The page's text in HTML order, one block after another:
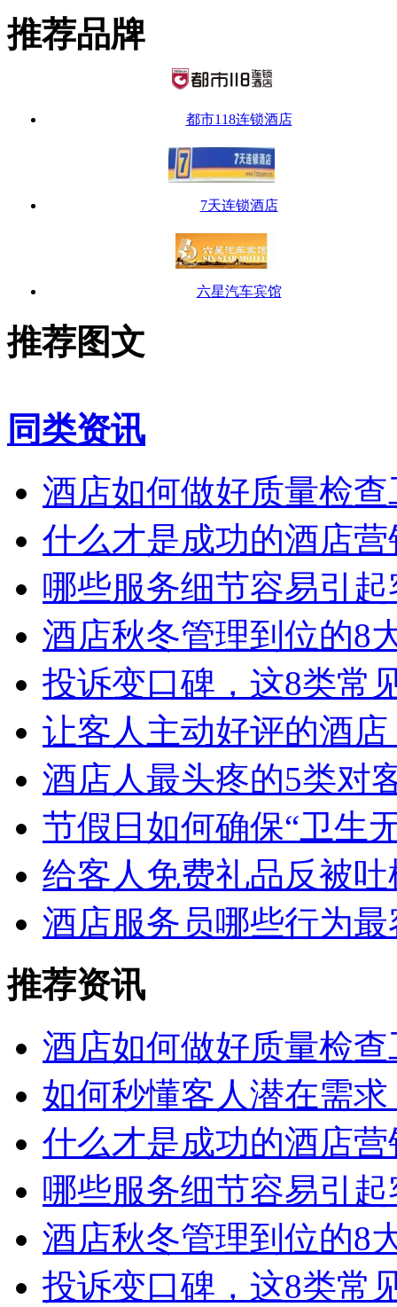
推荐品牌
都市118连锁酒店
7天连锁酒店
六星汽车宾馆
推荐图文
同类资讯
酒店如何做好质量检
什么才是成功的酒店
哪些服务细节容易引
酒店秋冬管理到位的8
投诉变口碑，这8类常
让客人主动好评的酒
酒店人最头疼的5类对
节假日如何确保“卫生
给客人免费礼品反被
酒店服务员哪些行为
推荐资讯
酒店如何做好质量检
如何秒懂客人潜在需
什么才是成功的酒店
哪些服务细节容易引
酒店秋冬管理到位的8
投诉变口碑，这8类常